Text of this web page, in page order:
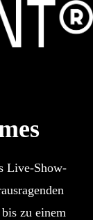
Live-Show-
zu einem